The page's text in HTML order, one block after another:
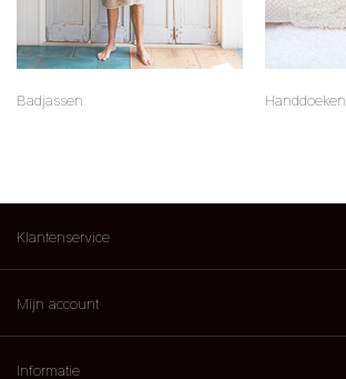
Badjassen Handdoeken
Klantenservice
Mijn account
Informatie